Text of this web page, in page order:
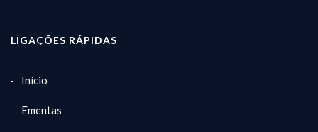
LIGAÇÕES RÁPIDAS
Início
Ementas